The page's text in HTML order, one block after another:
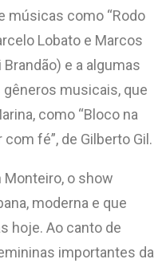
músicas como “Rodo
Lobato e Marcos
Brandão) e a algumas
musicais, que
como “Bloco na
com fé”, de Gilberto Gil.
Monteiro, o show
moderna e que
hoje. Ao canto de
importantes da